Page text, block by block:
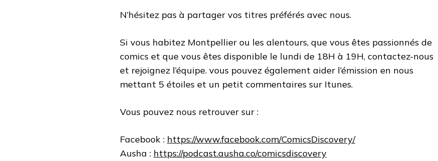
N’hésitez pas à partager vos titres préférés avec nous.
Si vous habitez Montpellier ou les alentours, que vous êtes passionnés de
comics et que vous êtes disponible le lundi de 18H à 19H, contactez-nous
et rejoignez l’équipe. vous pouvez également aider l’émission en nous
mettant 5 étoiles et un petit commentaires sur Itunes.
Vous pouvez nous retrouver sur :
Facebook : https://www.facebook.com/ComicsDiscovery/
Ausha : https://podcast.ausha.co/comicsdiscovery